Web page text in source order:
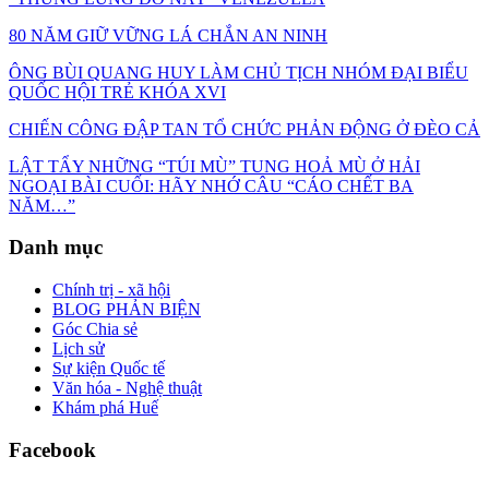
80 NĂM GIỮ VỮNG LÁ CHẮN AN NINH
ÔNG BÙI QUANG HUY LÀM CHỦ TỊCH NHÓM ĐẠI BIỂU
QUỐC HỘI TRẺ KHÓA XVI
CHIẾN CÔNG ĐẬP TAN TỔ CHỨC PHẢN ĐỘNG Ở ĐÈO CẢ
LẬT TẨY NHỮNG “TÚI MÙ” TUNG HOẢ MÙ Ở HẢI
NGOẠI BÀI CUỐI: HÃY NHỚ CÂU “CÁO CHẾT BA
NĂM…”
Danh mục
Chính trị - xã hội
BLOG PHẢN BIỆN
Góc Chia sẻ
Lịch sử
Sự kiện Quốc tế
Văn hóa - Nghệ thuật
Khám phá Huế
Facebook